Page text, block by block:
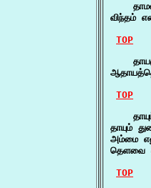
விந்தம்
TOP
TOP
தாயும்
அம்மை
தெளவை
TOP